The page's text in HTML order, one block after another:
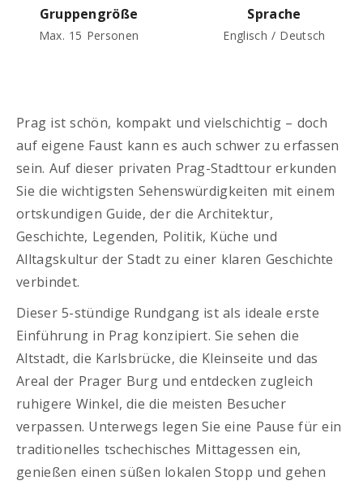
Gruppengröße
Max. 15 Personen
Sprache
Englisch / Deutsch
Prag ist schön, kompakt und vielschichtig – doch
auf eigene Faust kann es auch schwer zu erfassen
sein. Auf dieser privaten Prag-Stadttour erkunden
Sie die wichtigsten Sehenswürdigkeiten mit einem
ortskundigen Guide, der die Architektur,
Geschichte, Legenden, Politik, Küche und
Alltagskultur der Stadt zu einer klaren Geschichte
verbindet.
Dieser 5-stündige Rundgang ist als ideale erste
Einführung in Prag konzipiert. Sie sehen die
Altstadt, die Karlsbrücke, die Kleinseite und das
Areal der Prager Burg und entdecken zugleich
ruhigere Winkel, die die meisten Besucher
verpassen. Unterwegs legen Sie eine Pause für ein
traditionelles tschechisches Mittagessen ein,
genießen einen süßen lokalen Stopp und gehen